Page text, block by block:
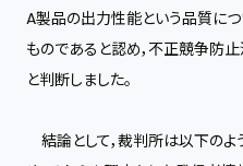
A製品の出力性能という品質に
ものであると認め，不正競争防
と判断しました。
結論として，裁判所は以下の